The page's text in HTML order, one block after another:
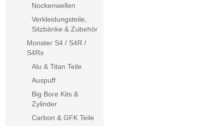
Nockenwellen
Verkleidungsteile,
Sitzbänke & Zubehör
Monster S4 / S4R /
S4Rs
Alu & Titan Teile
Auspuff
Big Bore Kits &
Zylinder
Carbon & GFK Teile